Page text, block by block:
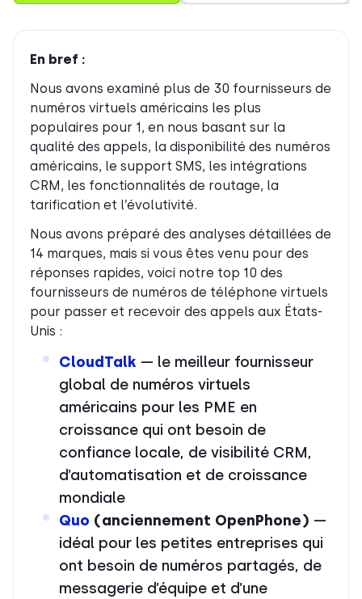
En bref :
Nous avons examiné plus de 30 fournisseurs de
numéros virtuels américains les plus
populaires pour 1, en nous basant sur la
qualité des appels, la disponibilité des numéros
américains, le support SMS, les intégrations
CRM, les fonctionnalités de routage, la
tarification et l’évolutivité.
Nous avons préparé des analyses détaillées de
14 marques, mais si vous êtes venu pour des
réponses rapides, voici notre top 10 des
fournisseurs de numéros de téléphone virtuels
pour passer et recevoir des appels aux États-
Unis :
CloudTalk — le meilleur fournisseur
global de numéros virtuels
américains pour les PME en
croissance qui ont besoin de
confiance locale, de visibilité CRM,
d’automatisation et de croissance
mondiale
Quo (anciennement OpenPhone) —
idéal pour les petites entreprises qui
ont besoin de numéros partagés, de
messagerie d’équipe et d’une